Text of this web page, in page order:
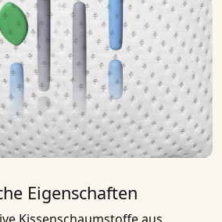
Eigenschaften